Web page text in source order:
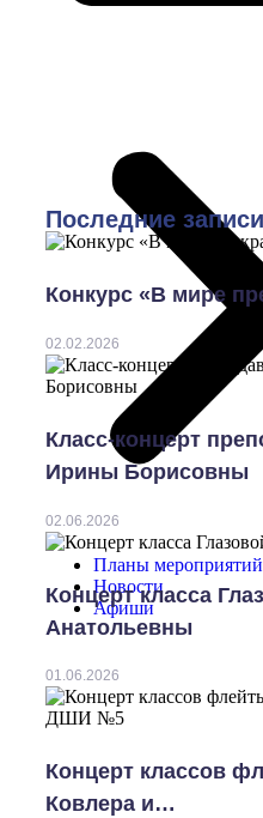
Планы мероприятий
Новости
Афиши
Последние записи
Конкурс «В мире
02.02.2026
Класс-концерт
Ирины Борисовны
02.06.2026
Концерт класса
Анатольевны
01.06.2026
Концерт классов
Ковлера и…